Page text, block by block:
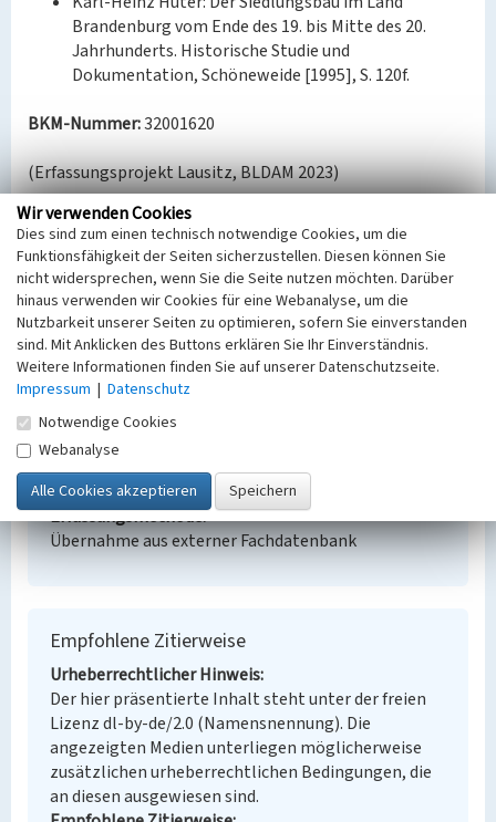
Brandenburg vom Ende des 19. bis Mitte des 20.
Jahrhunderts. Historische Studie und
Dokumentation, Schöneweide [1995], S. 120f.
BKM-Nummer:32001620
(Erfassungsprojekt Lausitz, BLDAM 2023)
Siedlung für Arbeiter der Grube Marga
Schlagwörter
Siedlung
Ort
Brieske Brieske
Alternativer Ortsname
Brjazki
Fachsicht(en)
Denkmalpflege
Erfassungsmaßstab
Keine Angabe
Erfassungsmethode
Übernahme aus externer Fachdatenbank
Empfohlene Zitierweise
Urheberrechtlicher Hinweis
Der hier präsentierte Inhalt steht unter der freien
Lizenz dl-by-de/2.0 (Namensnennung). Die
angezeigten Medien unterliegen möglicherweise
zusätzlichen urheberrechtlichen Bedingungen, die
an diesen ausgewiesen sind.
Wir verwenden Cookies
Dies sind zum einen technisch notwendige Cookies, um die
Funktionsfähigkeit der Seiten sicherzustellen. Diesen können Sie
nicht widersprechen, wenn Sie die Seite nutzen möchten. Darüber
hinaus verwenden wir Cookies für eine Webanalyse, um die
Nutzbarkeit unserer Seiten zu optimieren, sofern Sie einverstanden
sind. Mit Anklicken des Buttons erklären Sie Ihr Einverständnis.
Weitere Informationen finden Sie auf unserer Datenschutzseite.
Impressum | Datenschutz
Notwendige Cookies
Webanalyse